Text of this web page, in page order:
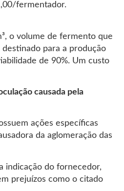
fermentador.
o volume de fermento que
para a produção
de 90%. Um custo
causada pela
ações específicas
da aglomeração das
indicação do fornecedor,
prejuízos como o citado